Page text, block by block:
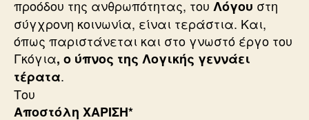
προόδου της ανθρωπότητας, του Λόγου στη
σύγχρονη κοινωνία, είναι τεράστια. Και,
όπως παριστάνεται και στο γνωστό έργο του
Γκόγια, ο ύπνος της Λογικής γεννάει
τέρατα.
Του
Αποστόλη ΧΑΡΙΣΗ*